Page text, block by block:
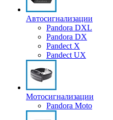
Автосигнализации
Pandora DXL
Pandora DX
Pandect X
Pandect UX
Мотосигнализации
Pandora Moto